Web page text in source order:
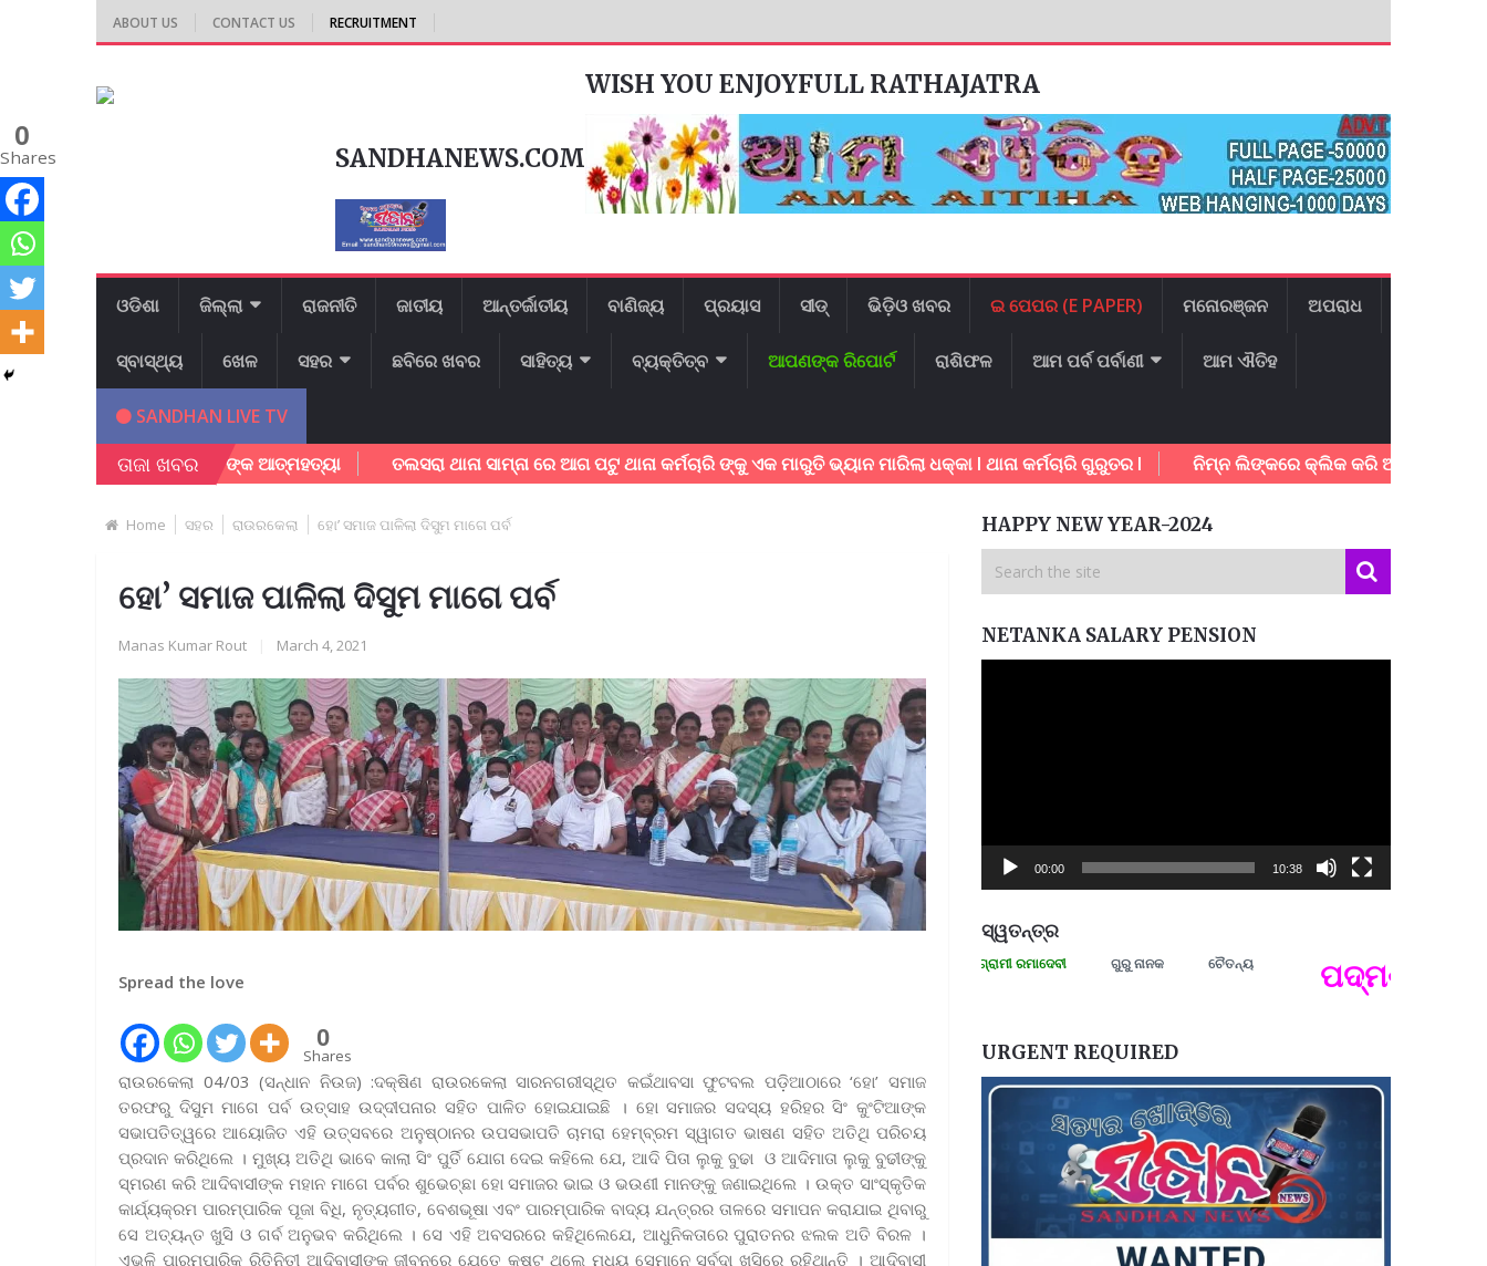
ABOUT US CONTACT US RECRUITMENT
WISH YOU ENJOYFULL RATHAJATRA
SANDHANEWS.COM
ଓଡିଶା ଜିଲ୍ଲା ରାଜନୀତି ଜାତୀୟ ଆନ୍ତର୍ଜାତୀୟ ବାଣିଜ୍ୟ ପ୍ରୟାସ ସୀଡ୍ ଭିଡ଼ିଓ ଖବର ଇ ପେପର (E PAPER) ମନୋରଞ୍ଜନ ଅପରାଧ
ସ୍ବାସ୍ଥ୍ୟ ଖେଳ ସହର ଛବିରେ ଖବର ସାହିତ୍ୟ ବ୍ୟକ୍ତିତ୍ବ ଆପଣଙ୍କ ରିପୋର୍ଟ ରାଶିଫଳ ଆମ ପର୍ବ ପର୍ବାଣୀ ଆମ ଐତିହ
SANDHAN LIVE TV
ତାଜା ଖବର
ନୀବାସରେ ଛାତ୍ରୀ ଙ୍କ ଆତ୍ମହତ୍ୟା ତଲସରା ଥାନା ସାମ୍ନା ରେ ଆଗ ପଟୁ ଥାନା କର୍ମଚାରି ଙ୍କୁ ଏକ ମାରୁତି ଭ୍ୟାନ ମାରିଲା ଧକ୍କା l ଥାନା କର୍ମଚାରି ଗୁରୁତର l ନିମ୍ନ ଲିଙ୍କରେ କ୍ଲିକ କରି ଆଜିର ଇ – ପେପର
Home ସହର ରାଉରକେଲା ହୋ’ ସମାଜ ପାଳିଲା ଦିସୁମ ମାଗେ ପର୍ବ
ହୋ’ ସମାଜ ପାଳିଲା ଦିସୁମ ମାଗେ ପର୍ବ
Manas Kumar Rout March 4, 2021
Spread the love
0
Shares
ରାଉରକେଲା 04/03 (ସନ୍ଧାନ ନିଉଜ) :ଦକ୍ଷିଣ ରାଉରକେଲା ସାରନଗରୀସ୍ଥିତ କଇଁଥାବସା ଫୁଟବଲ ପଡ଼ିଆଠାରେ ‘ହୋ’ ସମାଜ
ତରଫରୁ ଦିସୁମ ମାଗେ ପର୍ବ ଉତ୍ସାହ ଉଦ୍ଦୀପନାର ସହିତ ପାଳିତ ହୋଇଯାଇଛି । ହୋ ସମାଜର ସଦସ୍ୟ ହରିହର ସିଂ କୁଂଟିଆଙ୍କ
ସଭାପତିତ୍ୱରେ ଆୟୋଜିତ ଏହି ଉତ୍ସବରେ ଅନୁଷ୍ଠାନର ଉପସଭାପତି ଚାମରା ହେମ୍ବ୍ରମ ସ୍ୱାଗତ ଭାଷଣ ସହିତ ଅତିଥି ପରିଚୟ
ପ୍ରଦାନ କରିଥିଲେ । ମୁଖ୍ୟ ଅତିଥି ଭାବେ କାଲା ସିଂ ପୁର୍ତି ଯୋଗ ଦେଇ କହିଲେ ଯେ, ଆଦି ପିତା ଲୁକୁ ବୁଢା ଓ ଆଦିମାତା ଲୁକୁ ବୁଢୀଙ୍କୁ
ସ୍ମରଣ କରି ଆଦିବାସୀଙ୍କ ମହାନ ମାଗେ ପର୍ବର ଶୁଭେଚ୍ଛା ହୋ ସମାଜର ଭାଇ ଓ ଭଉଣୀ ମାନଙ୍କୁ ଜଣାଇଥିଲେ । ଉକ୍ତ ସାଂସ୍କୃତିକ
କାର୍ଯ୍ୟକ୍ରମ ପାରମ୍ପାରିକ ପୂଜା ବିଧି, ନୃତ୍ୟଗୀତ, ବେଶଭୂଷା ଏବଂ ପାରମ୍ପାରିକ ବାଦ୍ୟ ଯନ୍ତ୍ରର ତାଳରେ ସମାପନ କରାଯାଇ ଥିବାରୁ
ସେ ଅତ୍ୟନ୍ତ ଖୁସି ଓ ଗର୍ବ ଅନୁଭବ କରିଥିଲେ । ସେ ଏହି ଅବସରରେ କହିଥିଲେଯେ, ଆଧୁନିକତାରେ ପୁରାତନର ଝଲକ ଅତି ବିରଳ ।
ଏଭଳି ପାରମ୍ପାରିକ ରିତିନିତୀ ଆଦିବାସୀଙ୍କ ଜୀବନରେ ଯେତେ କଷ୍ଟ ଥିଲେ ମଧ୍ୟ ସେମାନେ ସର୍ବଦା ଖୁସିରେ ରହିଥାନ୍ତି । ଆଦିବାସୀ
0
Shares
HAPPY NEW YEAR-2024
NETANKA SALARY PENSION
00:00 10:38
ସ୍ୱତନ୍ତ୍ର
ମନେ ପଡନ୍ତି: ସ୍ୱାଧୀନତା ସଂଗ୍ରାମୀ ରମାଦେବୀ ଗୁରୁ ନାନକ ଚୈତନ୍ୟ ପଦ୍ମଶ୍ରୀ
URGENT REQUIRED